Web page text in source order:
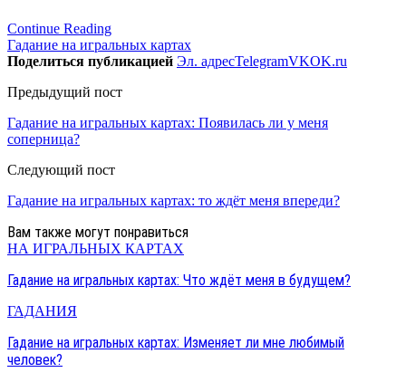
Continue Reading
Гадание на игральных картах
Поделиться публикацией Эл. адресTelegramVKOK.ru
Предыдущий пост
Гадание на игральных картах: Появилась ли у меня
соперница?
Следующий пост
Гадание на игральных картах: то ждёт меня впереди?
Вам также могут понравиться
НА ИГРАЛЬНЫХ КАРТАХ
Гадание на игральных картах: Что ждёт меня в будущем?
ГАДАНИЯ
Гадание на игральных картах: Изменяет ли мне любимый
человек?